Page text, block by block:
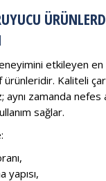
etkileyen
ürünleridir. Kaliteli
aynı zamanda nefes
sağlar.
yapısı,